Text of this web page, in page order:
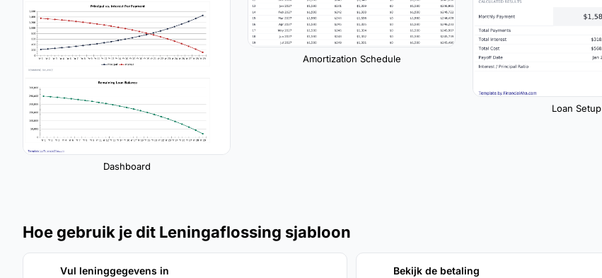
Dashboard
Amortization Schedule
Loan Setup
Hoe gebruik je dit Leningaflossing sjabloon
Vul leninggegevens in Bekijk de betaling